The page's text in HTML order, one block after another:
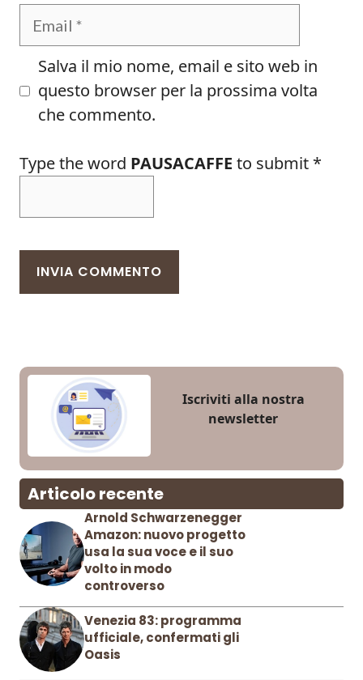
Email
Salva il mio nome, email e sito web in
questo browser per la prossima volta
che commento.
Type the word PAUSACAFFE to submit *
Iscriviti alla nostra
newsletter
Articolo recente
Arnold Schwarzenegger
Amazon: nuovo progetto
usa la sua voce e il suo
volto in modo
controverso
Venezia 83: programma
ufficiale, confermati gli
Oasis